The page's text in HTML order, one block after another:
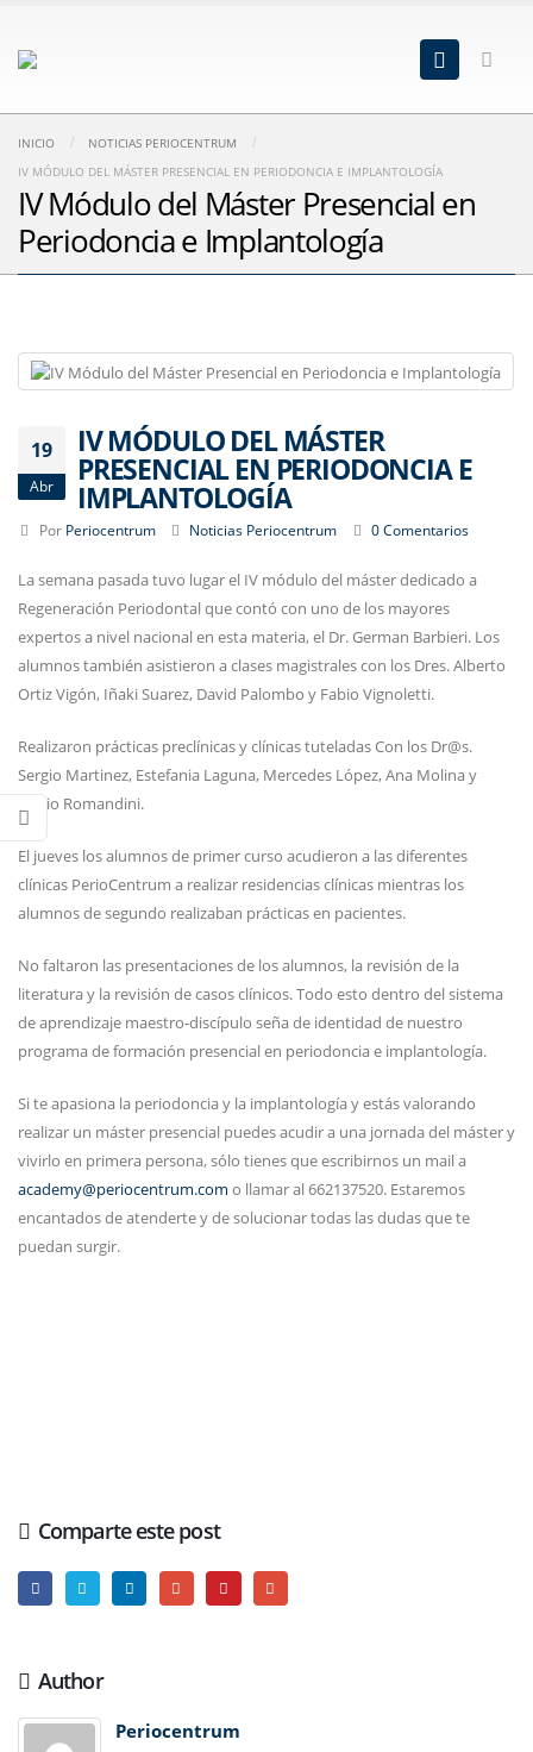
INICIO
NOTICIAS PERIOCENTRUM
IV MÓDULO DEL MÁSTER PRESENCIAL EN PERIODONCIA E IMPLANTOLOGÍA
IV Módulo del Máster Presencial en
Periodoncia e Implantología
19
Abr
IV MÓDULO DEL MÁSTER
PRESENCIAL EN PERIODONCIA E
IMPLANTOLOGÍA
Por Periocentrum Noticias Periocentrum 0 Comentarios
La semana pasada tuvo lugar el IV módulo del máster dedicado a
Regeneración Periodontal que contó con uno de los mayores
expertos a nivel nacional en esta materia, el Dr. German Barbieri. Los
alumnos también asistieron a clases magistrales con los Dres. Alberto
Ortiz Vigón, Iñaki Suarez, David Palombo y Fabio Vignoletti.
Realizaron prácticas preclínicas y clínicas tuteladas Con los Dr@s.
Sergio Martinez, Estefania Laguna, Mercedes López, Ana Molina y
Mario Romandini.
El jueves los alumnos de primer curso acudieron a las diferentes
clínicas PerioCentrum a realizar residencias clínicas mientras los
alumnos de segundo realizaban prácticas en pacientes.
No faltaron las presentaciones de los alumnos, la revisión de la
literatura y la revisión de casos clínicos. Todo esto dentro del sistema
de aprendizaje maestro-discípulo seña de identidad de nuestro
programa de formación presencial en periodoncia e implantología.
Si te apasiona la periodoncia y la implantología y estás valorando
realizar un máster presencial puedes acudir a una jornada del máster y
vivirlo en primera persona, sólo tienes que escribirnos un mail a
academy@periocentrum.com o llamar al 662137520. Estaremos
encantados de atenderte y de solucionar todas las dudas que te
puedan surgir.
Comparte este post
Author
Periocentrum